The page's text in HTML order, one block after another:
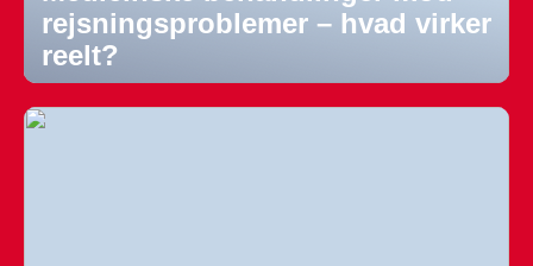
rejsningsproblemer – hvad virker
reelt?